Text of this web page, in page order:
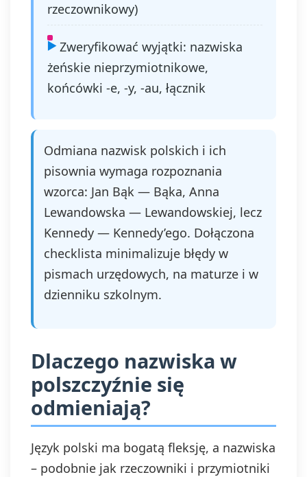
rzeczownikowy)
Zweryfikować wyjątki: nazwiska
żeńskie nieprzymiotnikowe,
końcówki -e, -y, -au, łącznik
Odmiana nazwisk polskich i ich
pisownia wymaga rozpoznania
wzorca: Jan Bąk — Bąka, Anna
Lewandowska — Lewandowskiej, lecz
Kennedy — Kennedy’ego. Dołączona
checklista minimalizuje błędy w
pismach urzędowych, na maturze i w
dzienniku szkolnym.
Dlaczego nazwiska w
polszczyźnie się
odmieniają?
Język polski ma bogatą fleksję, a nazwiska
– podobnie jak rzeczowniki i przymiotniki